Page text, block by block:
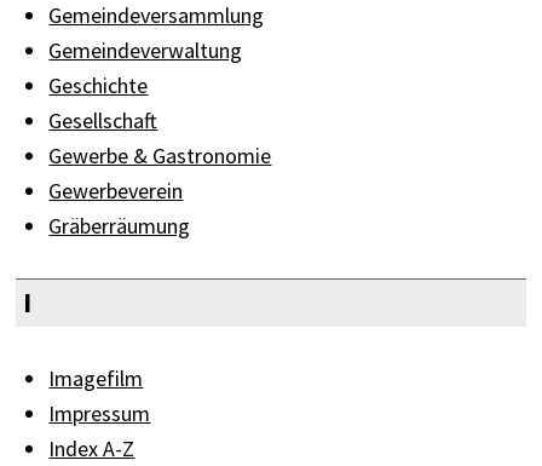
Gemeindeversammlung
Gemeindeverwaltung
Geschichte
Gesellschaft
Gewerbe & Gastronomie
Gewerbeverein
Gräberräumung
I
Imagefilm
Impressum
Index A-Z